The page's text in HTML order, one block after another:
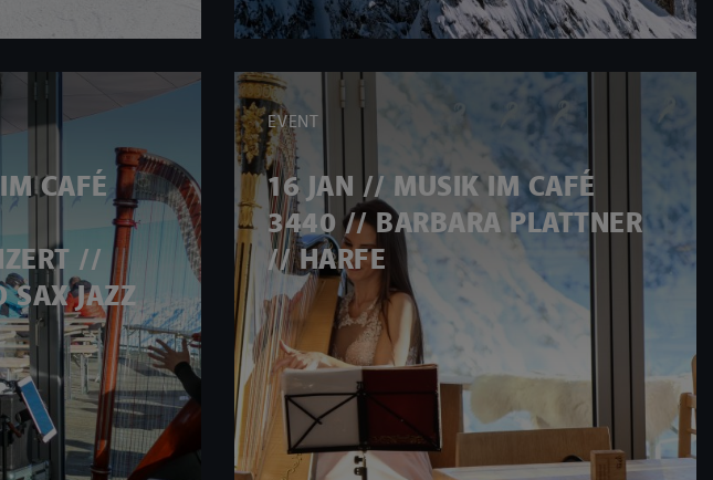
CAFÉ
//
SAX JAZZ
EVENT
16 JAN // MUSIK IM CAFÉ
3440 // BARBARA PLATTNER
// HARFE